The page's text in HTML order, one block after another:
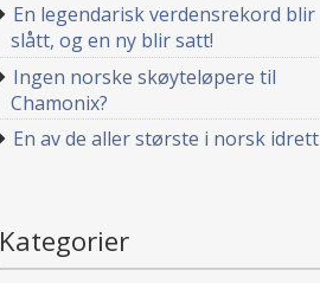
En legendarisk verdensrekord blir
slått, og en ny blir satt!
Ingen norske skøyteløpere til
Chamonix?
En av de aller største i norsk idrett
Kategorier